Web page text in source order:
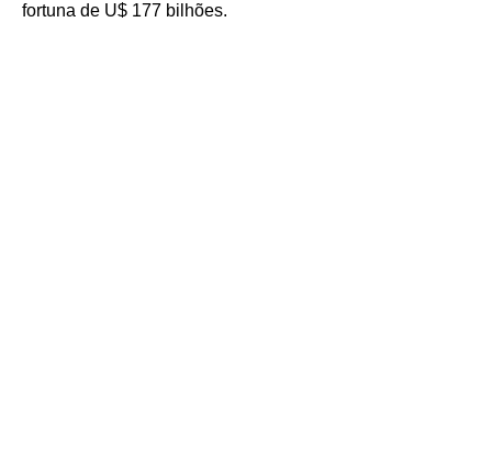
fortuna de U$ 177 bilhões.